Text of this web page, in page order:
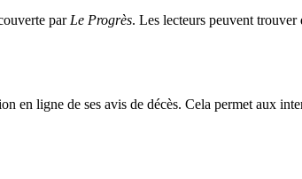
par Le Progrès. Les lecteurs peuvent trouver
en ligne de ses avis de décès. Cela permet aux